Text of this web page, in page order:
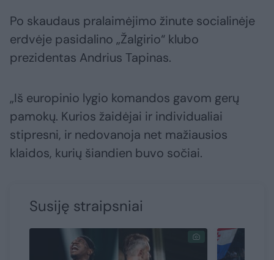
Po skaudaus pralaimėjimo žinute socialinėje
erdvėje pasidalino „Žalgirio“ klubo
prezidentas Andrius Tapinas.
„Iš europinio lygio komandos gavom gerų
pamokų. Kurios žaidėjai ir individualiai
stipresni, ir nedovanoja net mažiausios
klaidos, kurių šiandien buvo sočiai.
Susiję straipsniai